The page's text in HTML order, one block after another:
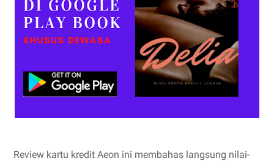
Review kartu kredit Aeon ini membahas langsung nilai-